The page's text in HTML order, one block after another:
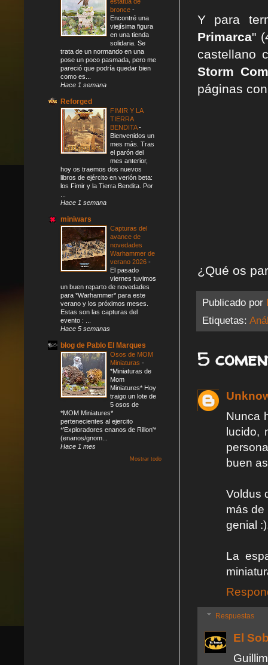
Y para
Primarca"
castellano
Storm
páginas
¿Qué os
Publicado por
Etiquetas:
5
Nunca
lucido,
buen
Voldus
más de
genial
La
Respuestas
El
bronce -
Encontré una
viejísima figura
en una tienda
solidaria. Se
trata de un normando en una
pose un poco pasmada, pero me
pareció que podría quedar bien
como es...
Hace 1 semana
Reforged
FIMIR Y LA
TIERRA
BENDITA-
Bienvenidos un
mes más. Tras
el parón del
mes anterior,
hoy os traemos dos nuevos
libros de ejército en verión beta:
los Fimir y la Tierra Bendita. Por
Hace 1 semana
miniwars
Capturas del
avance de
novedades
Warhammer de
verano 2026 -
El pasado
viernes tuvimos
un buen reparto de novedades
para *Warhammer* para este
verano y los próximos meses.
Estas son las capturas del
evento : ...
Hace 5 semanas
blog de Pablo El Marques
Osos de MOM
Miniaturas -
*Miniaturas de
Mom
Miniatures* Hoy
traigo un lote de
5 osos de
*MOM Miniatures*
pertenecientes al ejercito
*'Exploradores enanos de Rillon'*
(enanos/gnom...
Hace 1 mes
Mostrar todo